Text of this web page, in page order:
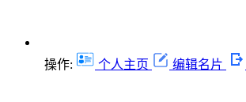
操作: 个人主页 编辑名片